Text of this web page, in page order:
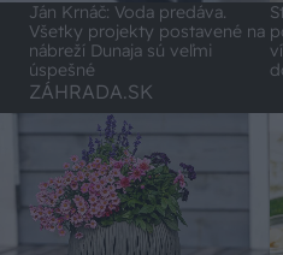
Ján Krnáč: Voda predáva.
Všetky projekty postavené na
nábreží Dunaja sú veľmi
úspešné
ZÁHRADA.SK